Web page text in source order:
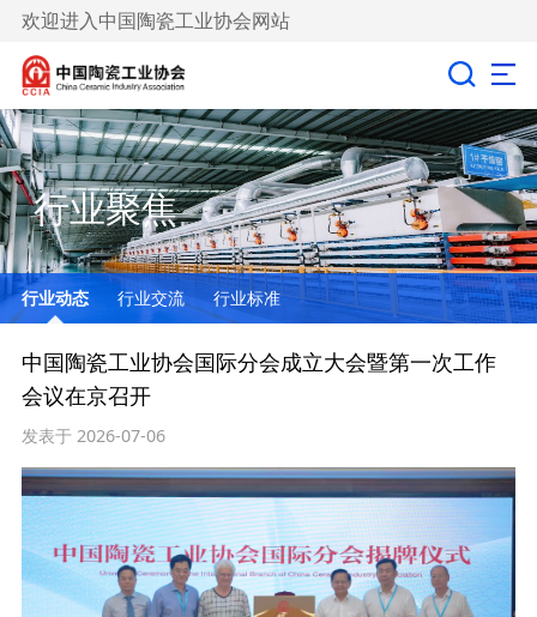
欢迎进入中国陶瓷工业协会网站
行业聚焦
行业动态 行业交流 行业标准
中国陶瓷工业协会国际分会成立大会暨第一次工作
会议在京召开
发表于 2026-07-06